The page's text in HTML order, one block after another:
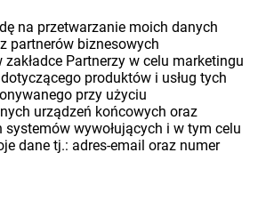
na przetwarzanie moich danych
partnerów biznesowych
Partnerzy w celu marketingu
produktów i usług tych
przy użyciu
urządzeń końcowych oraz
wywołujących i w tym celu
dane tj.: adres-email oraz numer